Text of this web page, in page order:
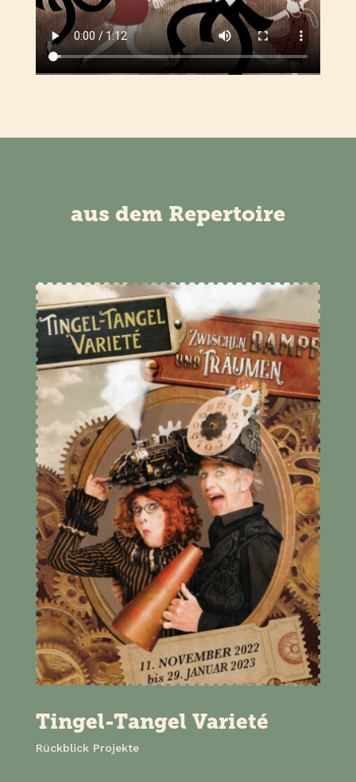
aus dem Repertoire
Tingel-Tangel Varieté
Rückblick Projekte